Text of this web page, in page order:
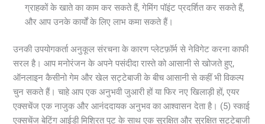
ग्राहकों के खाते का काम कर सकते हैं, गेमिंग पॉइंट प्रदर्शित कर सकते हैं,
और आप उनके कार्यों के लिए लाभ कमा सकते हैं।
उनकी उपयोगकर्ता अनुकूल संरचना के कारण प्लेटफ़ॉर्म से नेविगेट करना काफी
सरल है। आप मनोरंजन के अपने पसंदीदा रास्ते को आसानी से खोजते हुए,
ऑनलाइन कैसीनो गेम और खेल सट्टेबाजी के बीच आसानी से कहीं भी विकल्प
चुन सकते हैं। चाहे आप एक अनुभवी जुआरी हों या फिर नए खिलाड़ी हों, एयर
एक्सचेंज एक नाजुक और आनंददायक अनुभव का आश्वासन देता है। (5) स्काई
एक्सचेंज बेटिंग आईडी मिश्रित पुट के साथ एक सुरक्षित और सुरक्षित सट्टेबाजी